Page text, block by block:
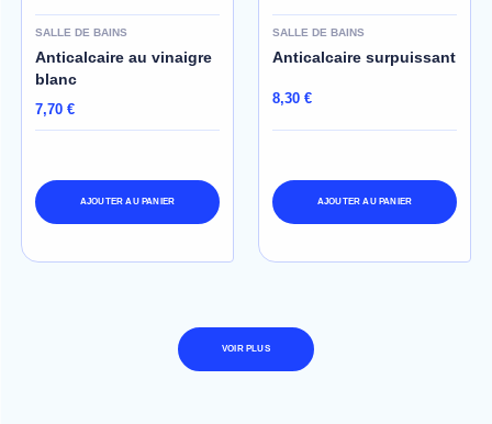
SALLE DE BAINS
Anticalcaire au vinaigre
blanc
7,70 €
AJOUTER AU PANIER
SALLE DE BAINS
Anticalcaire surpuissant
8,30 €
AJOUTER AU PANIER
VOIR PLUS